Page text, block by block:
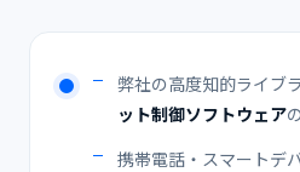
弊社の高度知的ライブ
ット制御ソフトウェア
携帯電話・スマートデ